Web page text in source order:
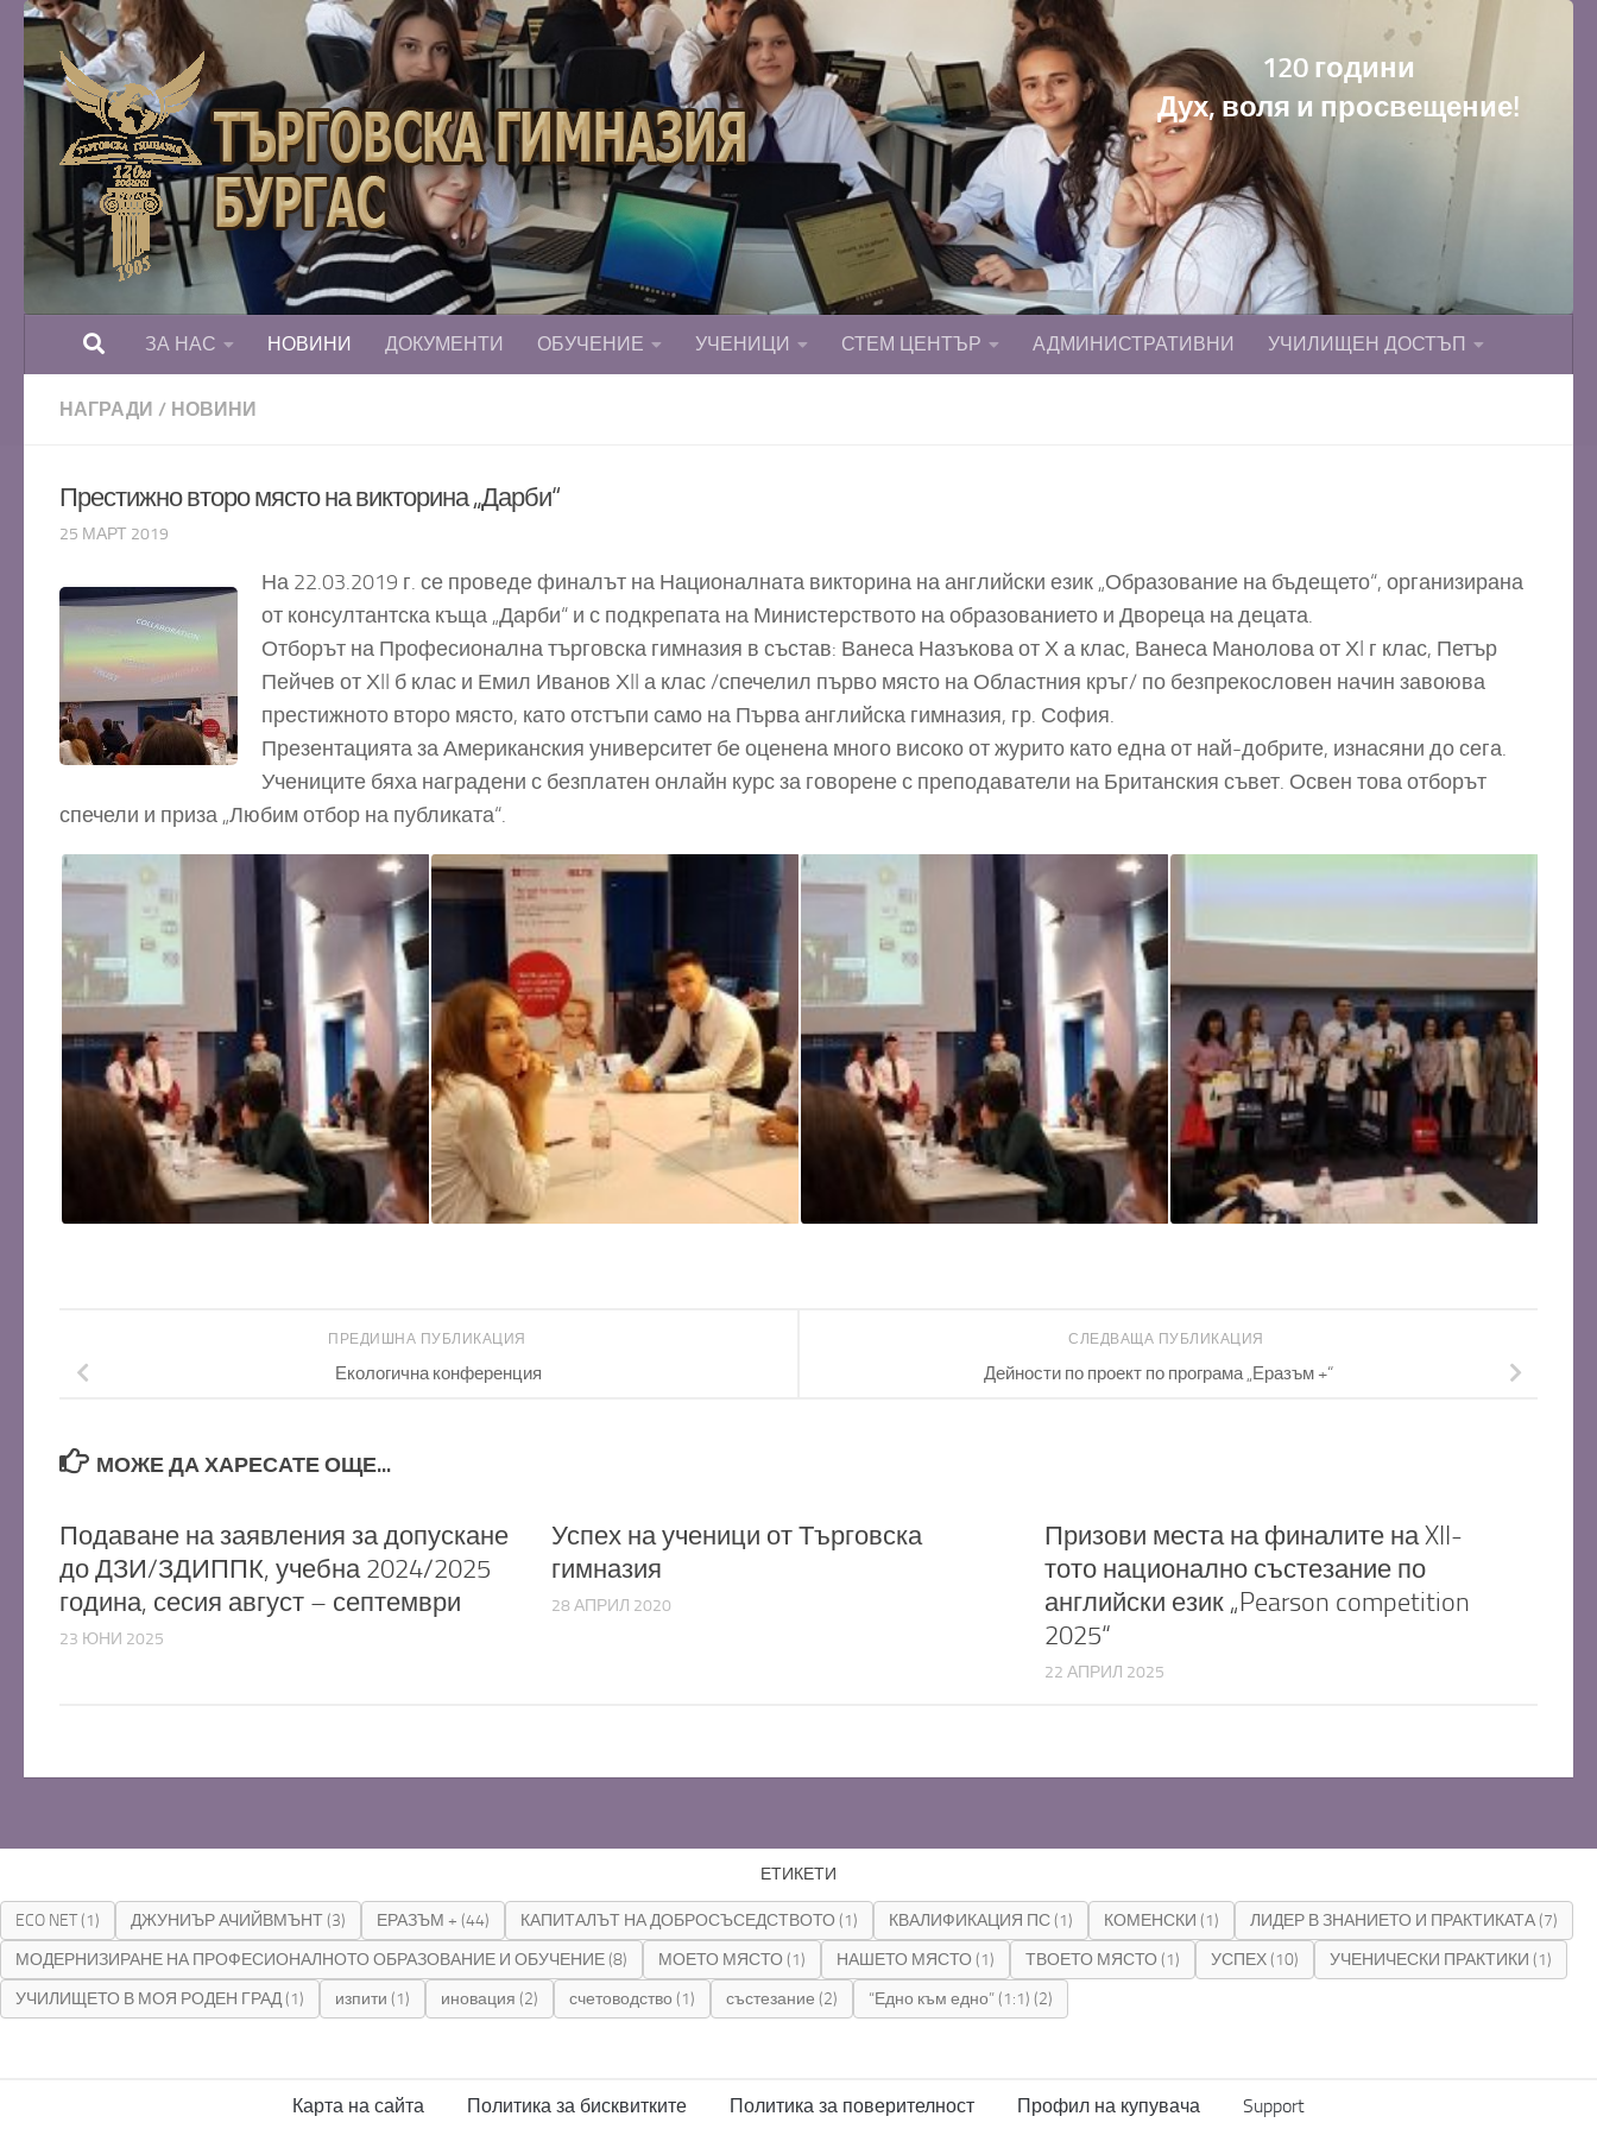
Към съдържанието
120 години
Дух, воля и просвещение!
ЗА НАС НОВИНИ ДОКУМЕНТИ ОБУЧЕНИЕ УЧЕНИЦИ СТЕМ ЦЕНТЪР АДМИНИСТРАТИВНИ УЧИЛИЩЕН ДОСТЪП
НАГРАДИ / НОВИНИ
Престижно второ място на викторина „Дарби“
25 МАРТ 2019
На 22.03.2019 г. се проведе финалът на Националната викторина на английски език „Образование на бъдещето“, организирана
от консултантска къща „Дарби“ и с подкрепата на Министерството на образованието и Двореца на децата.
Отборът на Професионална търговска гимназия в състав: Ванеса Назъкова от Х а клас, Ванеса Манолова от ХI г клас, Петър
Пейчев от ХII б клас и Емил Иванов ХII а клас /спечелил първо място на Областния кръг/ по безпрекословен начин завоюва
престижното второ място, като отстъпи само на Първа английска гимназия, гр. София.
Презентацията за Американския университет бе оценена много високо от журито като една от най-добрите, изнасяни до сега.
Учениците бяха наградени с безплатен онлайн курс за говорене с преподаватели на Британския съвет. Освен това отборът
спечели и приза „Любим отбор на публиката“.
СЛЕДВАЩА ПУБЛИКАЦИЯ
Дейности по проект по програма „Еразъм +“
ПРЕДИШНА ПУБЛИКАЦИЯ
Екологична конференция
МОЖЕ ДА ХАРЕСАТЕ ОЩЕ...
Подаване на заявления за допускане
до ДЗИ/ЗДИППК, учебна 2024/2025
година, сесия август – септември
23 ЮНИ 2025
Успех на ученици от Търговска
гимназия
28 АПРИЛ 2020
Призови места на финалите на XII-
тото национално състезание по
английски език „Pearson competition
2025“
22 АПРИЛ 2025
ЕТИКЕТИ
ECO NET(1) ДЖУНИЪР АЧИЙВМЪНТ(3) ЕРАЗЪМ + (44) КАПИТАЛЪТ НА ДОБРОСЪСЕДСТВОТО (1) КВАЛИФИКАЦИЯ ПС(1) КОМЕНСКИ (1) ЛИДЕР В ЗНАНИЕТО И ПРАКТИКАТА(7)
МОДЕРНИЗИРАНЕ НА ПРОФЕСИОНАЛНОТО ОБРАЗОВАНИЕ И ОБУЧЕНИЕ(8) МОЕТО МЯСТО (1) НАШЕТО МЯСТО (1) ТВОЕТО МЯСТО (1) УСПЕХ(10) УЧЕНИЧЕСКИ ПРАКТИКИ (1)
УЧИЛИЩЕТО В МОЯ РОДЕН ГРАД(1) изпити (1) иновация (2) счетоводство (1) състезание (2) “Едно към едно” (1:1) (2)
Карта на сайта Политика за бисквитките Политика за поверителност Профил на купувача Support